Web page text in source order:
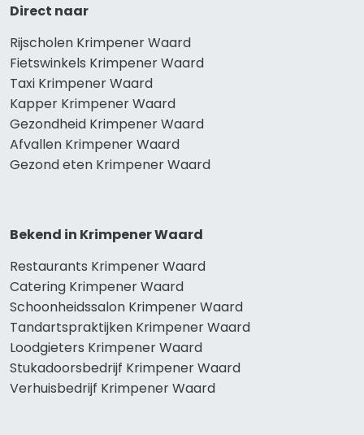
Direct naar
Rijscholen Krimpener Waard
Fietswinkels Krimpener Waard
Taxi Krimpener Waard
Kapper Krimpener Waard
Gezondheid Krimpener Waard
Afvallen Krimpener Waard
Gezond eten Krimpener Waard
Bekend in Krimpener Waard
Restaurants Krimpener Waard
Catering Krimpener Waard
Schoonheidssalon Krimpener Waard
Tandartspraktijken Krimpener Waard
Loodgieters Krimpener Waard
Stukadoorsbedrijf Krimpener Waard
Verhuisbedrijf Krimpener Waard